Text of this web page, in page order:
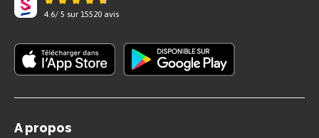
4.6/ 5 sur 15520 avis
A propos